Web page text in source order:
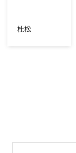
杜松